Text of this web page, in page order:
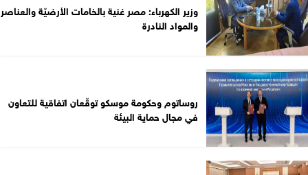
وزير الكهرباء: مصر غنية بالخامات الأرضيّة والعناصر
والمواد النادرة
روساتوم وحكومة موسكو توقّعان اتفاقية للتعاون
في مجال حماية البيئة